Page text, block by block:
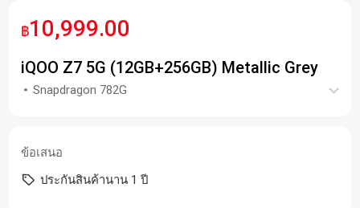
฿10,999.00
iQOO Z7 5G (12GB+256GB) Metallic Grey
Snapdragon 782G
ข้อเสนอ
ประกันสินค้านาน 1 ปี